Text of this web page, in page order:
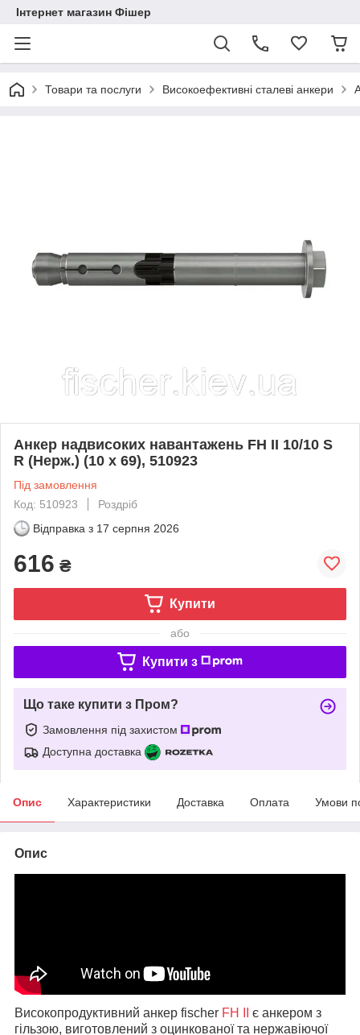
Інтернет магазин Фішер
Товари та послуги Високоефективні сталеві анкери
Анкер надвисоких навантажень FH II 10/10 S
R (Нерж.) (10 х 69), 510923
Під замовлення
Код: 510923
Роздріб
Відправка з 17 серпня 2026
616 ₴
Купити
або
Купити з
Що таке купити з Пром?
Замовлення під захистом
Доступна доставка
Опис Характеристики Доставка Оплата Умови
Опис
Високопродуктивний анкер fischer FH II
є анкером з
гільзою, виготовлений з оцинкованої та нержавіючої